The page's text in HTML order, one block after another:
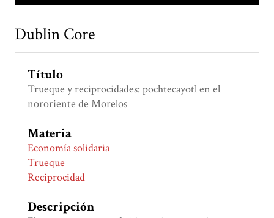
Dublin Core
Título
Trueque y reciprocidades: pochtecayotl en el
nororiente de Morelos
Materia
Economía solidaria
Trueque
Reciprocidad
Descripción